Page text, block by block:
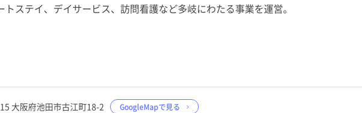
ステイ、デイサービス、訪問看護など多岐にわたる事業を運営。
大阪府池田市古江町18-2 GoogleMapで見る